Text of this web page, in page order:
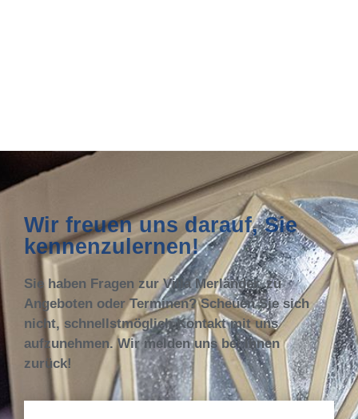
Wir freuen uns darauf, Sie
kennenzulernen!
Sie haben Fragen zur Villa Merländer, zu
Angeboten oder Terminen? Scheuen Sie sich
nicht, schnellstmöglich Kontakt mit uns
aufzunehmen. Wir melden uns bei Ihnen
zurück!